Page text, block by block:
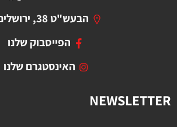
הבעש"ט 38, ירושלים
הפייסבוק שלנו
האינסטגרם שלנו
NEWSLETTER